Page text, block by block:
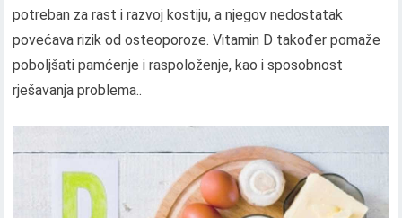
potreban za rast i razvoj kostiju, a njegov nedostatak
povećava rizik od osteoporoze. Vitamin D također pomaže
poboljšati pamćenje i raspoloženje, kao i sposobnost
rješavanja problema..